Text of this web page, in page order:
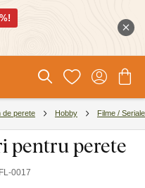
de perete Hobby Filme / Seriale
pentru perete
0017